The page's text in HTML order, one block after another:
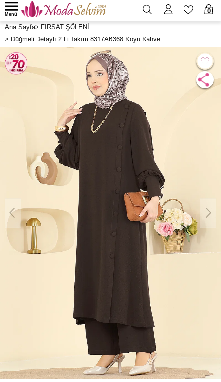
0
Menü
Ana Sayfa> FIRSAT ŞÖLENİ
> Düğmeli Detaylı 2 Li Takım 8317AB368 Koyu Kahve